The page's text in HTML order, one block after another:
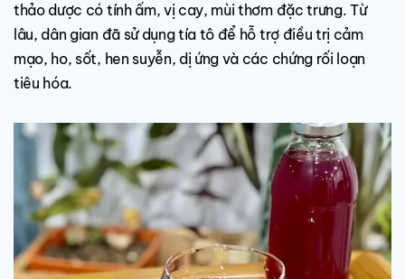
thảo dược có tính ấm, vị cay, mùi thơm đặc trưng. Từ
lâu, dân gian đã sử dụng tía tô để hỗ trợ điều trị cảm
mạo, ho, sốt, hen suyễn, dị ứng và các chứng rối loạn
tiêu hóa.